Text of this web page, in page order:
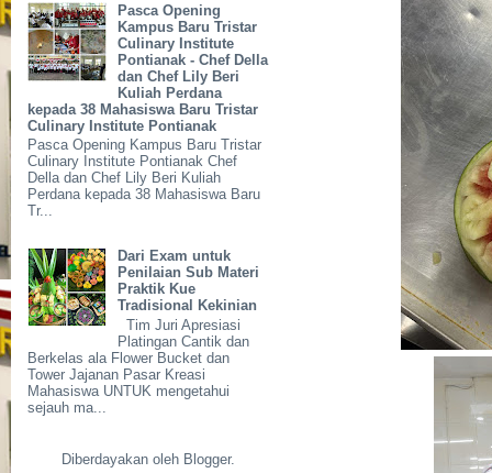
Pasca Opening
Kampus Baru Tristar
Culinary Institute
Pontianak - Chef Della
dan Chef Lily Beri
Kuliah Perdana
kepada 38 Mahasiswa Baru Tristar
Culinary Institute Pontianak
Pasca Opening Kampus Baru Tristar
Culinary Institute Pontianak Chef
Della dan Chef Lily Beri Kuliah
Perdana kepada 38 Mahasiswa Baru
Tr...
Dari Exam untuk
Penilaian Sub Materi
Praktik Kue
Tradisional Kekinian
Tim Juri Apresiasi
Platingan Cantik dan
Berkelas ala Flower Bucket dan
Tower Jajanan Pasar Kreasi
Mahasiswa UNTUK mengetahui
sejauh ma...
Diberdayakan oleh Blogger.